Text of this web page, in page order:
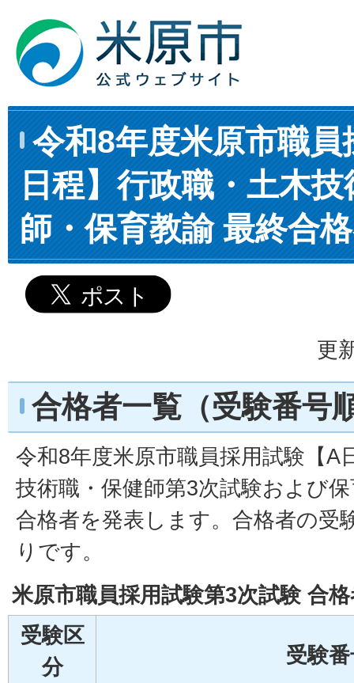
令和8年度米原市職
日程】行政職・土木
師・保育教諭 最終合
更
合格者一覧（受験番号
令和8年度米原市職員採用試験【A
技術職・保健師第3次試験および
合格者を発表します。合格者の受
りです。
米原市職員採用試験第3次試験 合
受験区
分
受験